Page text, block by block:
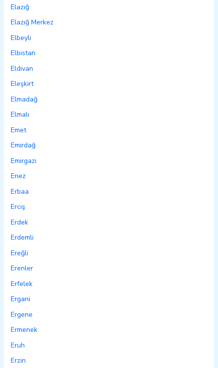
Elazığ
Elazığ Merkez
Elbeyli
Elbistan
Eldivan
Eleşkirt
Elmadağ
Elmalı
Emet
Emirdağ
Emirgazi
Enez
Erbaa
Erciş
Erdek
Erdemli
Ereğli
Erenler
Erfelek
Ergani
Ergene
Ermenek
Eruh
Erzin